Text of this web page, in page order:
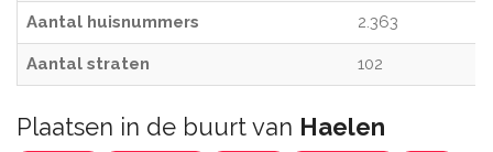
Aantal huisnummers 2.363
Aantal straten 102
Plaatsen in de buurt van Haelen